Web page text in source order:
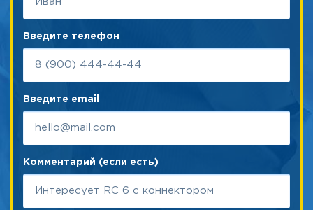
Введите телефон
Введите email
Комментарий (если есть)